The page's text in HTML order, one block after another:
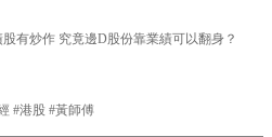
有炒作 究竟邊D股份靠業績可以翻身？
#港股 #黃師傅